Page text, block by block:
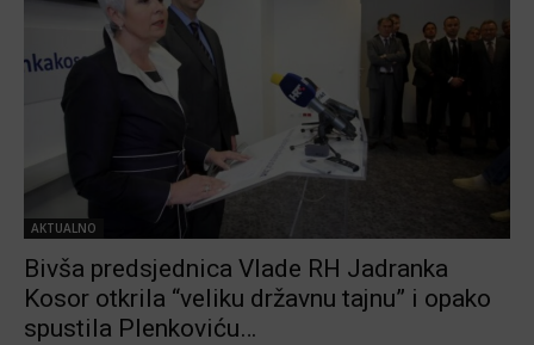
AKTUALNO
Bivša predsjednica Vlade RH Jadranka
Kosor otkrila “veliku državnu tajnu” i opako
spustila Plenkoviću…